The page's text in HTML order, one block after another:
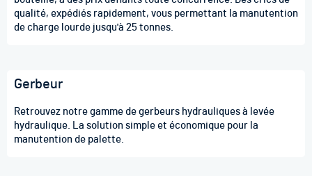
qualité, expédiés rapidement, vous permettant la manutention
de charge lourde jusqu'à 25 tonnes.
Gerbeur
Retrouvez notre gamme de gerbeurs hydrauliques à levée
hydraulique. La solution simple et économique pour la
manutention de palette.